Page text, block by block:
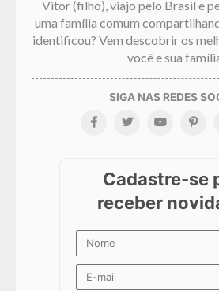
Vitor (filho), viajo pelo Brasil e
uma família comum
identificou? Vem descobrir os
você e sua